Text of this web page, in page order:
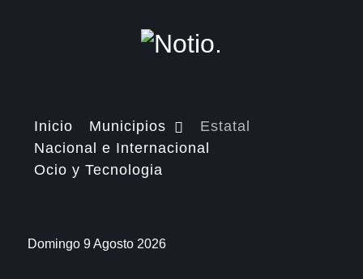
Inicio Municipios
Estatal
Nacional e Internacional
Ocio y Tecnologia
Domingo 9 Agosto 2026